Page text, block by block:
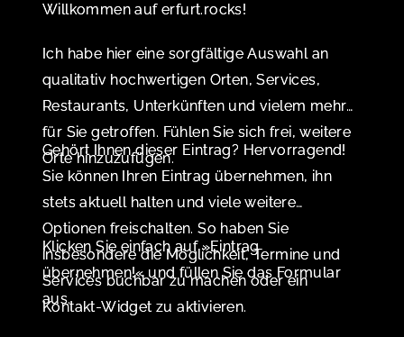
Willkommen auf erfurt.rocks!
Ich habe hier eine sorgfältige Auswahl an
qualitativ hochwertigen Orten, Services,
Restaurants, Unterkünften und vielem mehr
für Sie getroffen. Fühlen Sie sich frei, weitere
Orte hinzuzufügen.
Gehört Ihnen dieser Eintrag? Hervorragend!
Sie können Ihren Eintrag übernehmen, ihn
stets aktuell halten und viele weitere
Optionen freischalten. So haben Sie
insbesondere die Möglichkeit, Termine und
Services buchbar zu machen oder ein
Kontakt-Widget zu aktivieren.
Klicken Sie einfach auf »Eintrag
übernehmen!« und füllen Sie das Formular
aus.